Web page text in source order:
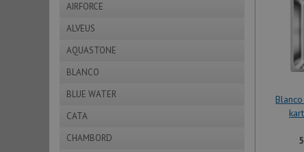
AIRFORCE
ALVEUS
AQUASTONE
BLANCO
BLUE WATER
CATA
CHAMBORD